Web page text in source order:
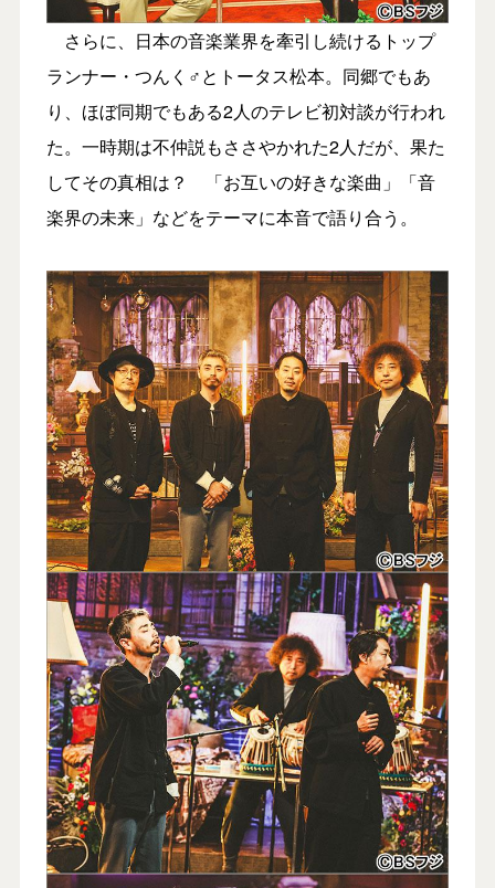
さらに、日本の音楽業界を牽引し続けるトップ
ランナー・つんく♂とトータス松本。同郷でもあ
り、ほぼ同期でもある2人のテレビ初対談が行われ
た。一時期は不仲説もささやかれた2人だが、果た
してその真相は？ 「お互いの好きな楽曲」「音
楽界の未来」などをテーマに本音で語り合う。